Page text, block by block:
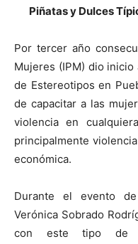
Piñatas y Dulces
Por tercer año
Mujeres (IPM) dio
de Estereotipos en
de capacitar a las
violencia en
principalmente
económica.
Durante el evento
Verónica Sobrado
con este tipo de